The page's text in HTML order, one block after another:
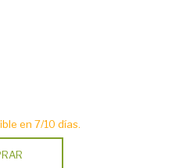
en 7/10 días.